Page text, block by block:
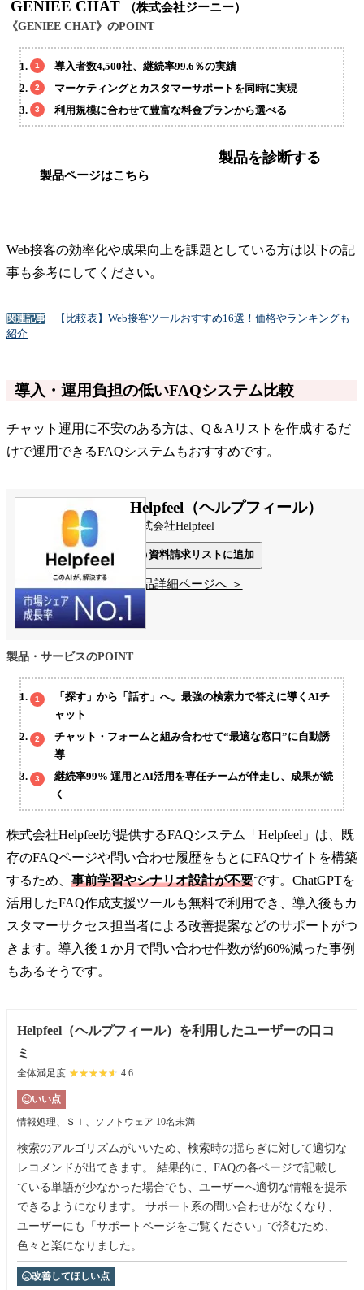
GENIEE CHAT （株式会社ジーニー）
《GENIEE CHAT》のPOINT
導入者数4,500社、継続率99.6％の実績
マーケティングとカスタマーサポートを同時に実現
利用規模に合わせて豊富な料金プランから選べる
製品ページはこちら
製品を診断する
Web接客の効率化や成果向上を課題としている方は以下の記
事も参考にしてください。
関連記事
【比較表】Web接客ツールおすすめ16選！価格やランキングも
紹介
導入・運用負担の低いFAQシステム比較
チャット運用に不安のある方は、Q＆Aリストを作成するだ
けで運用できるFAQシステムもおすすめです。
Helpfeel（ヘルプフィール）
株式会社Helpfeel
資料請求リストに追加
製品詳細ページへ ＞
製品・サービスのPOINT
「探す」から「話す」へ。最強の検索力で答えに導くAIチ
ャット
チャット・フォームと組み合わせて“最適な窓口”に自動誘
導
継続率99% 運用とAI活用を専任チームが伴走し、成果が続
く
株式会社Helpfeelが提供するFAQシステム「Helpfeel」は、既
存のFAQページや問い合わせ履歴をもとにFAQサイトを構築
するため、 事前学習やシナリオ設計が不要です。ChatGPTを
活用したFAQ作成支援ツールも無料で利用でき、導入後もカ
スタマーサクセス担当者による改善提案などのサポートがつ
きます。導入後１か月で問い合わせ件数が約60%減った事例
もあるそうです。
Helpfeel（ヘルプフィール）を利用したユーザーの口コ
ミ
全体満足度 ☆☆☆☆☆
★★★★★ 4.6
いい点
情報処理、ＳＩ、ソフトウェア 10名未満
検索のアルゴリズムがいいため、検索時の揺らぎに対して適切な
レコメンドが出てきます。 結果的に、FAQの各ページで記載し
ている単語が少なかった場合でも、ユーザーへ適切な情報を提示
できるようになります。 サポート系の問い合わせがなくなり、
ユーザーにも「サポートページをご覧ください」で済むため、
色々と楽になりました。
改善してほしい点